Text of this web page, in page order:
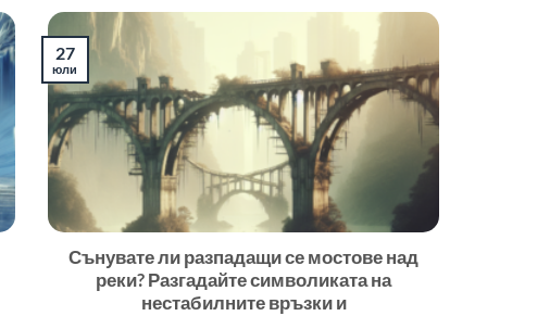
Сънувате ли разпадащи се мостове над
реки? Разгадайте символиката на
нестабилните връзки и
27
юли